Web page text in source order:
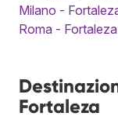
Milano -
Roma - Fortaleza
Fortaleza